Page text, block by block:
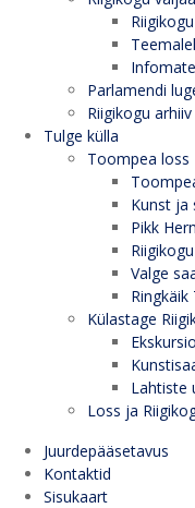
Parlamendi
Riigikogu arhiiv
Tulge külla
Toompea loss
Kunst ja
Pikk
Valge
Külastage
Lahtiste
Loss ja
Juurdepääsetavus
Kontaktid
Sisukaart